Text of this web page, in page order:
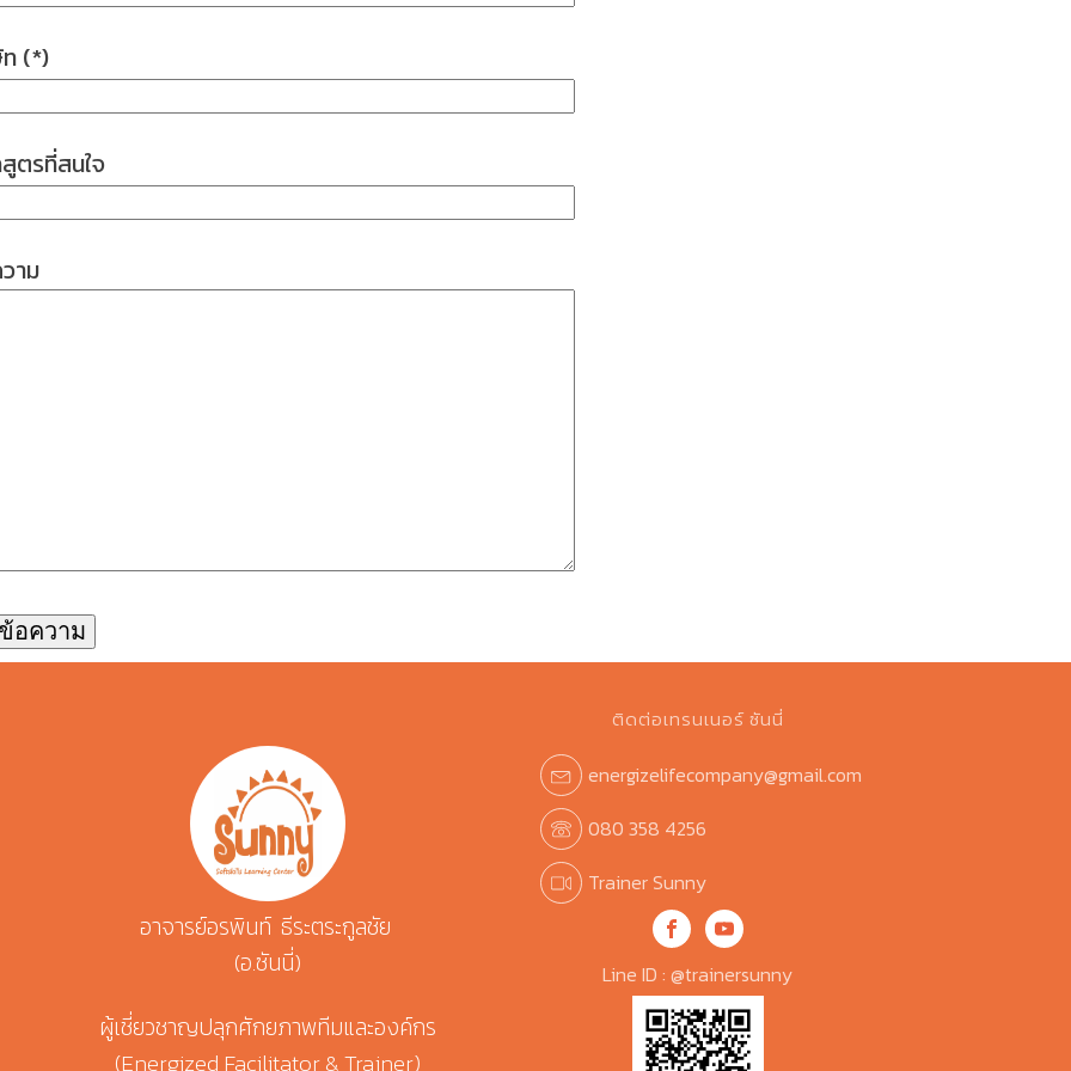
(*)
ตรที่สนใจ
าม
อาจารย์อรพินท์ ธีระตระกูลชัย
(อ.ซันนี่)
ผู้เชี่ยวชาญปลุกศักยภาพทีมและองค์กร
(Energized Facilitator & Trainer)
ติดต่อเทรนเนอร์ ซันนี่
energizelifecompany@gmail.com
080 358 4256
Trainer Sunny
Line ID : @trainersunny